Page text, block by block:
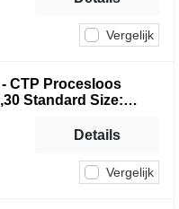
Vergelijk
CTP Procesloos
Standard Size:
Vergelijk
Details